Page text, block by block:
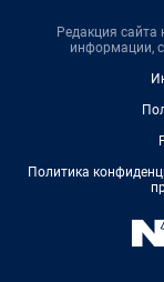
Редакция сайта
информации,
Политика